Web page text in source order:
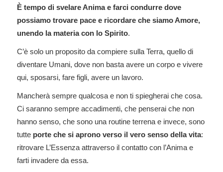
È tempo di svelare Anima e farci condurre dove
possiamo trovare pace e ricordare che siamo Amore,
unendo la materia con lo Spirito.
C’è solo un proposito da compiere sulla Terra, quello di
diventare Umani, dove non basta avere un corpo e vivere
qui, sposarsi, fare figli, avere un lavoro.
Mancherà sempre qualcosa e non ti spiegherai che cosa.
Ci saranno sempre accadimenti, che penserai che non
hanno senso, che sono una routine terrena e invece, sono
tutteporte che si aprono verso il vero senso della vita:
ritrovare L’Essenza attraverso il contatto con l’Anima e
farti invadere da essa.